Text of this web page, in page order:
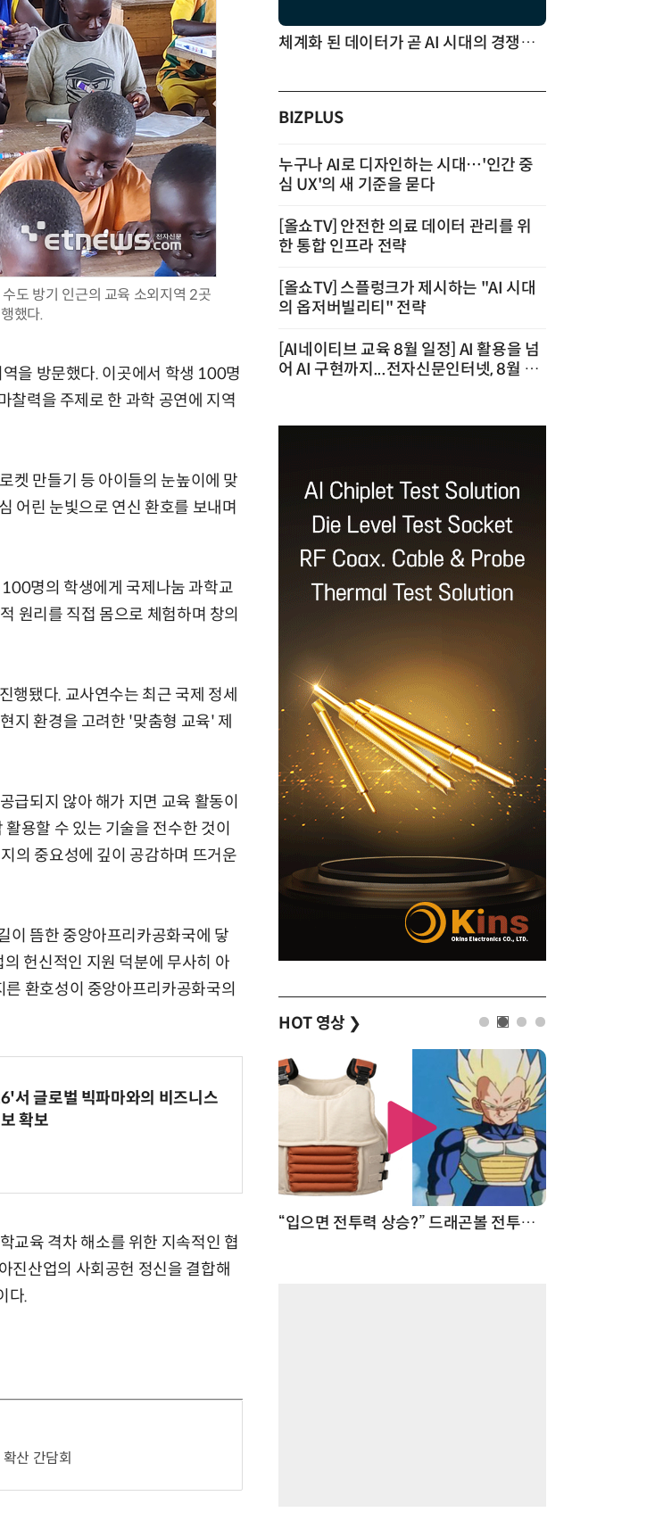
도 방기 인근의 교육 소외지역 2곳
했다.
을 방문했다. 이곳에서 학생 100명
찰력을 주제로 한 과학 공연에 지역
켓 만들기 등 아이들의 눈높이에 맞
어린 눈빛으로 연신 환호를 보내며
명의 학생에게 국제나눔 과학교
원리를 직접 몸으로 체험하며 창의
행됐다. 교사연수는 최근 국제 정세
지 환경을 고려한 '맞춤형 교육' 제
급되지 않아 해가 지면 교육 활동이
용할 수 있는 기술을 전수한 것이
의 중요성에 깊이 공감하며 뜨거운
이 뜸한 중앙아프리카공화국에 닿
헌신적인 지원 덕분에 무사히 아
환호성이 중앙아프리카공화국의
서 글로벌 빅파마와의 비즈니스
확보
교육 격차 해소를 위한 지속적인 협
진산업의 사회공헌 정신을 결합해
다.
산 간담회
체계화 된 데이터가 곧 AI 시대의 경쟁력이다
BIZPLUS
누구나 AI로 디자인하는 시대…'인간 중
심 UX'의 새 기준을 묻다
[올쇼TV] 안전한 의료 데이터 관리를 위
한 통합 인프라 전략
[올쇼TV] 스플렁크가 제시하는 "AI 시대
의 옵저버빌리티" 전략
[AI네이티브 교육 8월 일정] AI 활용을 넘
어 AI 구현까지...전자신문인터넷, 8월 실
HOT 영상 ❯
“입으면 전투력 상승?” 드래곤볼 전투복 닮은 중량조끼